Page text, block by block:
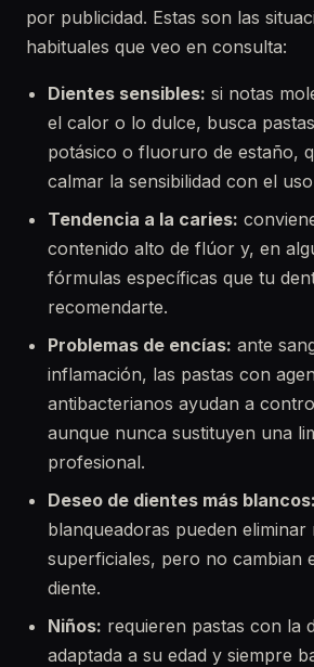
por publicidad. Estas son las
habituales que veo en consulta:
Dientes sensibles: si notas
el calor o lo dulce, busca
potásico o fluoruro de estaño,
calmar la sensibilidad con el
Tendencia a la caries:
contenido alto de flúor y, en
fórmulas específicas que tu
recomendarte.
Problemas de encías: ante
inflamación, las pastas con
antibacterianos ayudan a
aunque nunca sustituyen una
profesional.
Deseo de dientes más blancos:
blanqueadoras pueden eliminar
superficiales, pero no cambian
diente.
Niños: requieren pastas con la
adaptada a su edad y siempre